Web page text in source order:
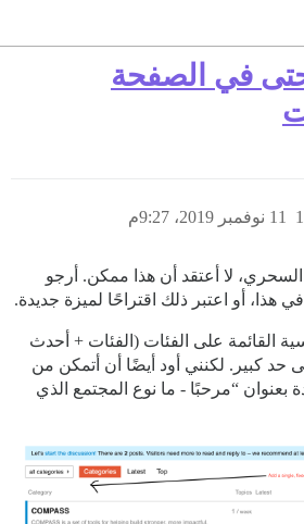
في الصفحة
11 نوفمبر 2019، 9:27م 1
لا أعتقد أن هذا ممكن. أرجو
أو اعتبر ذلك اقتراحًا لميزة جديدة.
القائمة على الفئات (الفئات + أحدث
حد كبير. لكنني أود أيضًا أن أتمكن من
بعنوان “مرحبًا - ما نوع المجتمع الذي